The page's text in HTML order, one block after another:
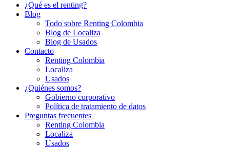
¿Qué es el renting?
Blog
Todo sobre Renting Colombia
Blog de Localiza
Blog de Usados
Contacto
Renting Colombia
Localiza
Usados
¿Quiénes somos?
Gobierno corporativo
Política de tratamiento de datos
Preguntas frecuentes
Renting Colombia
Localiza
Usados